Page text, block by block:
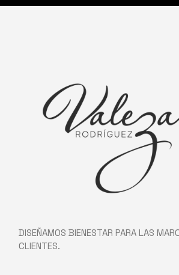
DISEÑAMOS BIENESTAR PARA LAS
CLIENTES.